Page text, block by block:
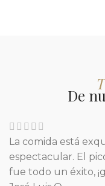
De
La comida está
espectacular. El
fue todo un éxito,